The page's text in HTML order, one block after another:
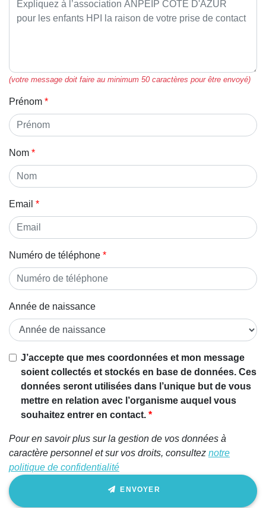
(votre message doit faire au minimum 50 caractères pour être envoyé)
Prénom
Nom
Email
Numéro de téléphone
Année de naissance
Si vous
êtes un
être
humain,
ignorez
champ
J’accepte que mes coordonnées et mon message
soient collectés et stockés en base de données. Ces
données seront utilisées dans l’unique but de vous
mettre en relation avec l’organisme auquel vous
souhaitez entrer en contact.
Pour en savoir plus sur la gestion de vos données à
caractère personnel et sur vos droits, consultez notre
politique de confidentialité
ENVOYER